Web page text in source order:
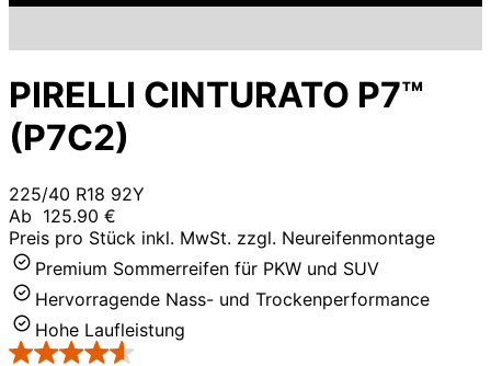
PIRELLI CINTURATO P7™
(P7C2)
225/40 R18 92Y
Ab 125.90 €
Preis pro Stück inkl. MwSt. zzgl. Neureifenmontage
Premium Sommerreifen für PKW und SUV
Hervorragende Nass- und Trockenperformance
Hohe Laufleistung